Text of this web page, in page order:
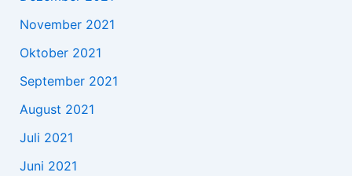
November 2021
Oktober 2021
September 2021
August 2021
Juli 2021
Juni 2021